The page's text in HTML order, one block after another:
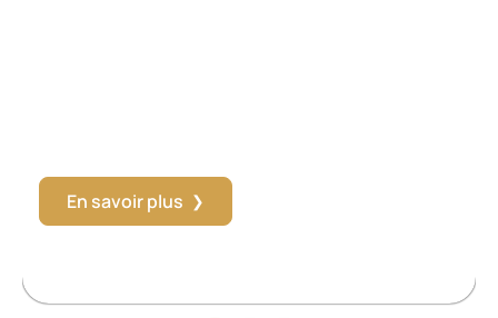
En savoir plus